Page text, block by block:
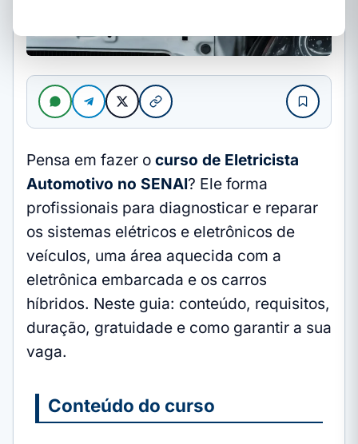
Pensa em fazer o curso de Eletricista
Automotivo no SENAI? Ele forma
profissionais para diagnosticar e reparar
os sistemas elétricos e eletrônicos de
veículos, uma área aquecida com a
eletrônica embarcada e os carros
híbridos. Neste guia: conteúdo, requisitos,
duração, gratuidade e como garantir a sua
vaga.
Conteúdo do curso